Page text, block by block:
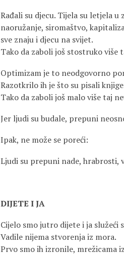
Rađali su djecu. Tijela su letjela
naoružanje, siromaštvo,
sve znaju i djecu na svijet.
Tako da zaboli još stostruko više
Optimizam je to neodgovorno
Razotkrilo ih je što su pisali
Tako da zaboli još malo više taj
Jer ljudi su budale, prepuni
Ipak, ne može se poreći:
Ljudi su prepuni nade, hrabrosti,
DIJETE I JA
Cijelo smo jutro dijete i ja služeći
Vadile nijema stvorenja iz mora.
Prvo smo ih izronile, mrežicama